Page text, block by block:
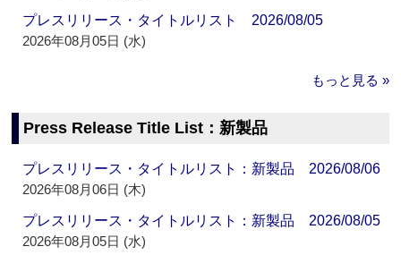
プレスリリース・タイトルリスト 2026/08/05
2026年08月05日 (水)
もっと見る »
Press Release Title List：新製品
プレスリリース・タイトルリスト：新製品 2026/08/06
2026年08月06日 (木)
プレスリリース・タイトルリスト：新製品 2026/08/05
2026年08月05日 (水)